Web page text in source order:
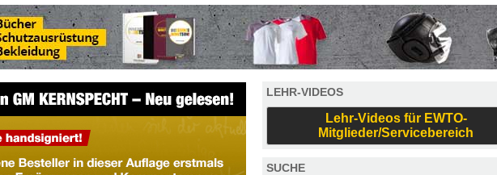
LEHR-VIDEOS
Lehr-Videos für EWTO-
Mitglieder/Servicebereich
SUCHE